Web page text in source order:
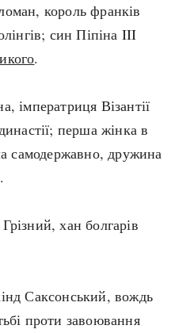
король франків
син Піпіна III
.
імператриця Візантії
перша жінка в
самодержавно, дружина
хан болгарів
Саксонський, вождь
проти завоювання